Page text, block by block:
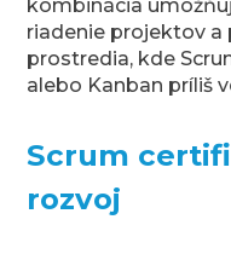
kombinácia
riadenie projektov a
prostredia, kde
alebo Kanban príliš
Scrum
rozvoj